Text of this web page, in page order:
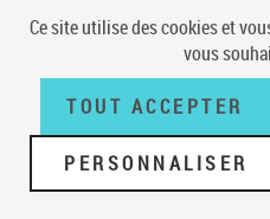
Ce site utilise des cookies et
vous
TOUT ACCEPTER
PERSONNALISER